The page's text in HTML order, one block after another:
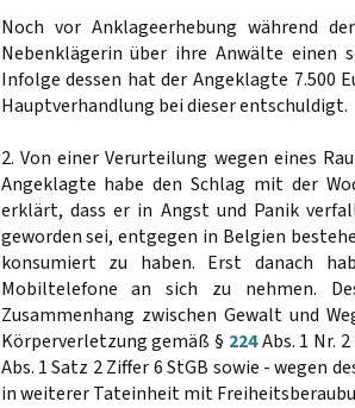
Noch vor Anklageerhebung während
Nebenklägerin über ihre Anwälte einen
Infolge dessen hat der Angeklagte 7.500
Hauptverhandlung bei dieser entschuldigt.
2. Von einer Verurteilung wegen eines
Angeklagte habe den Schlag mit der
erklärt, dass er in Angst und Panik
geworden sei, entgegen in Belgien
konsumiert zu haben. Erst danach
Mobiltelefone an sich zu nehmen.
Zusammenhang zwischen Gewalt und
Körperverletzung gemäß § 224Abs. 1 Nr.
Abs. 1 Satz 2 Ziffer 6 StGB sowie - wegen
in weiterer Tateinheit mit